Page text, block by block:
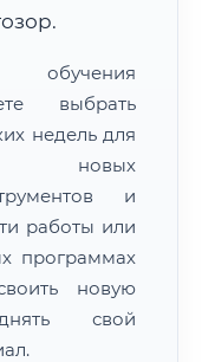
обучения
выбрать
недель для
новых
и
работы или
программах
новую
свой